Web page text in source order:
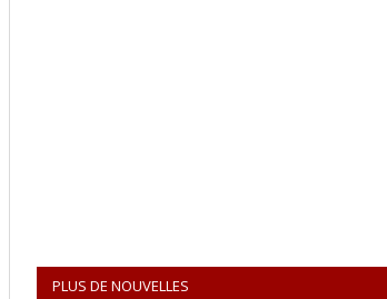
PLUS DE NOUVELLES